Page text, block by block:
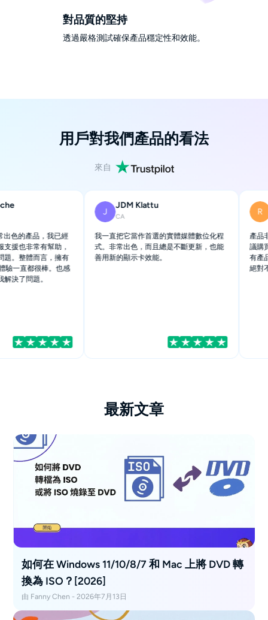
對品質的堅持
透過嚴格測試確保產品穩定性和效能。
用戶對我們產品的看法
來自
色的產品，我已經
援也非常有幫助，
。整體而言，擁有
一直都很棒。也感
決了問題。
J
JDM Klattu
CA
我一直把它當作首選的實體媒體數位化程
式。非常出色，而且總是不斷更新，也能
善用新的顯示卡效能。
R
產品
議購
有產品使
絕對不
最新文章
如何在 Windows 11/10/8/7 和 Mac 上將 DVD 轉
換為 ISO？[2026]
由 Fanny Chen - 2026年7月13日